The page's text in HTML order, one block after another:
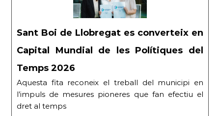
Sant Boi de Llobregat es converteix en
Capital Mundial de les Polítiques del
Temps 2026
Aquesta fita reconeix el treball del municipi en
l’impuls de mesures pioneres que fan efectiu el
dret al temps